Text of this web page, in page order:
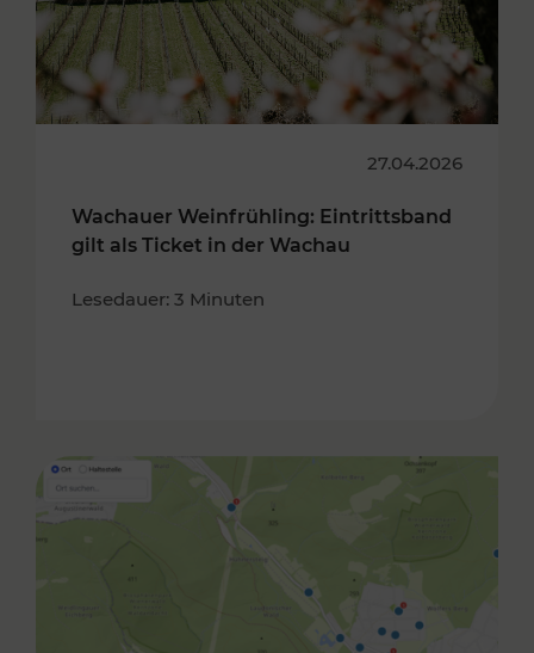
27.04.2026
Wachauer Weinfrühling: Eintrittsband
gilt als Ticket in der Wachau
Lesedauer: 3 Minuten